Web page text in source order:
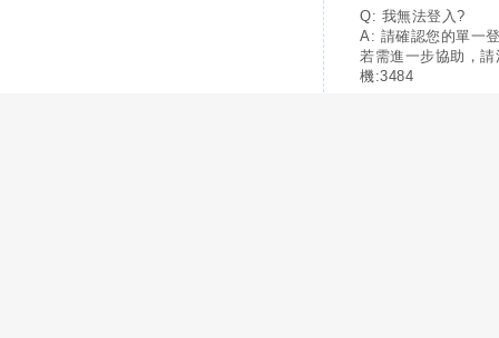
Q: 我無法登入?
A: 請確認您的單一
若需進一步協助，
機:3484